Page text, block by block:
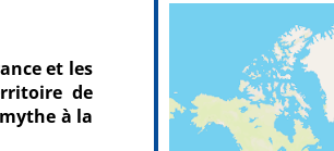
et les
de
à la